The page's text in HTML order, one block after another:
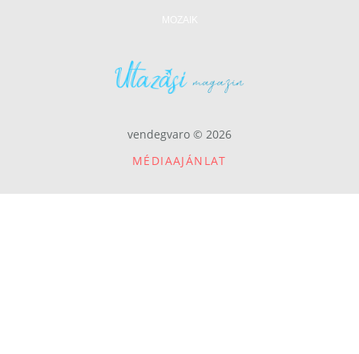
vendegvaro © 2026
MÉDIAAJÁNLAT